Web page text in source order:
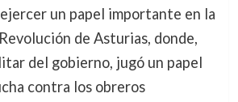
un papel importante en la
de Asturias, donde,
del gobierno, jugó un papel
contra los obreros